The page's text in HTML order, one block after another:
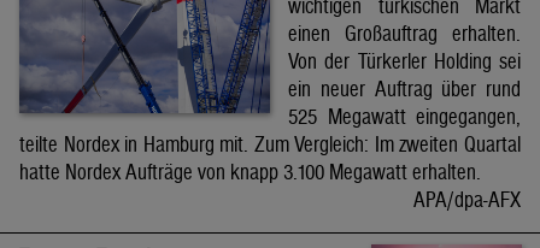
wichtigen türkischen Markt
einen Großauftrag erhalten.
Von der Türkerler Holding sei
ein neuer Auftrag über rund
525 Megawatt eingegangen,
teilte Nordex in Hamburg mit. Zum Vergleich: Im zweiten Quartal
hatte Nordex Aufträge von knapp 3.100 Megawatt erhalten.
APA/dpa-AFX